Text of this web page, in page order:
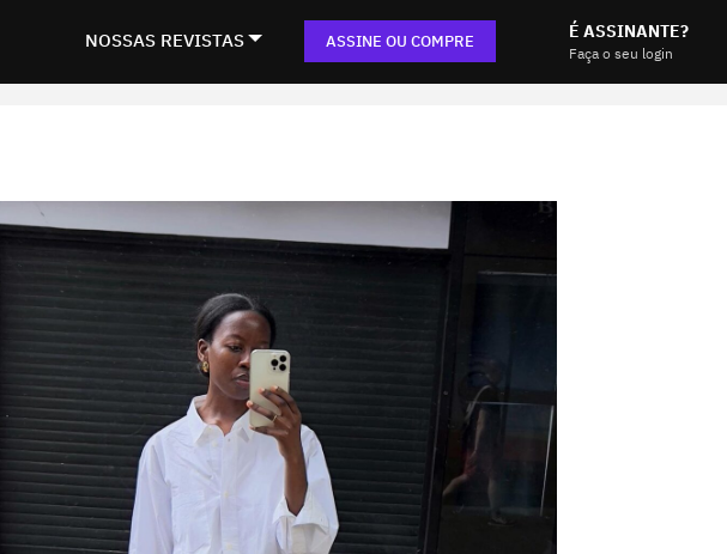
NOSSAS REVISTAS ASSINE OU COMPRE É ASSINANTE?
Faça o seu login